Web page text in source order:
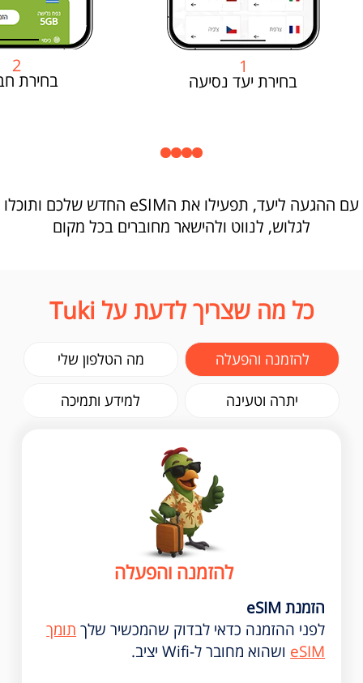
1
בחירת יעד נסיעה
2
בחירת
עם ההגעה ליעד, תפעילו את הeSIM החדש שלכם ותוכלו
לגלוש, לנווט ולהישאר מחוברים בכל מקום
כל מה שצריך לדעת על Tuki
להזמנה והפעלה מה הטלפון שלי
יתרה וטעינה למידע ותמיכה
להזמנה והפעלה
הזמנת eSIM
לפני ההזמנה כדאי לבדוק שהמכשיר שלך תומך
eSIM ושהוא מחובר ל-Wifi יציב.